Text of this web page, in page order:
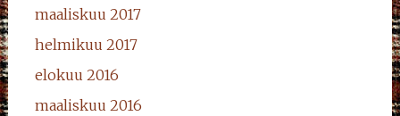
maaliskuu 2017
helmikuu 2017
elokuu 2016
maaliskuu 2016